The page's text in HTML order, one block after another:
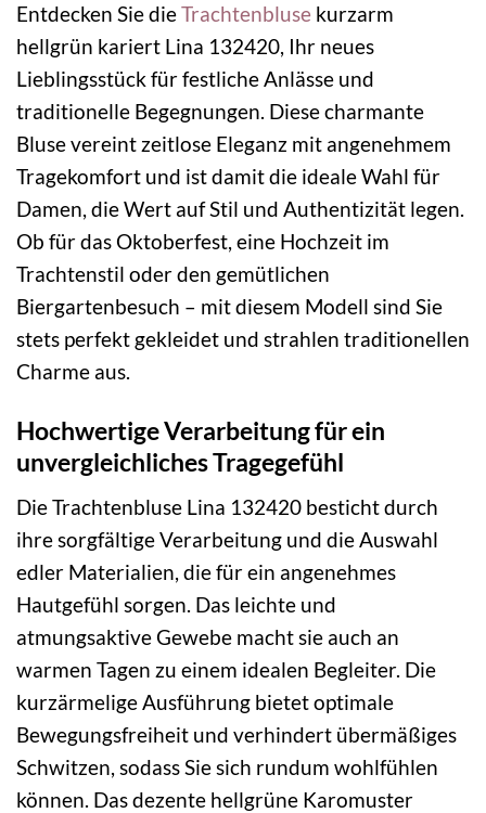
Entdecken Sie dieTrachtenbluse kurzarm
hellgrün kariert Lina 132420, Ihr neues
Lieblingsstück für festliche Anlässe und
traditionelle Begegnungen. Diese charmante
Bluse vereint zeitlose Eleganz mit angenehmem
Tragekomfort und ist damit die ideale Wahl für
Damen, die Wert auf Stil und Authentizität legen.
Ob für das Oktoberfest, eine Hochzeit im
Trachtenstil oder den gemütlichen
Biergartenbesuch – mit diesem Modell sind Sie
stets perfekt gekleidet und strahlen traditionellen
Charme aus.
Hochwertige Verarbeitung für ein
unvergleichliches Tragegefühl
Die Trachtenbluse Lina 132420 besticht durch
ihre sorgfältige Verarbeitung und die Auswahl
edler Materialien, die für ein angenehmes
Hautgefühl sorgen. Das leichte und
atmungsaktive Gewebe macht sie auch an
warmen Tagen zu einem idealen Begleiter. Die
kurzärmelige Ausführung bietet optimale
Bewegungsfreiheit und verhindert übermäßiges
Schwitzen, sodass Sie sich rundum wohlfühlen
können. Das dezente hellgrüne Karomuster